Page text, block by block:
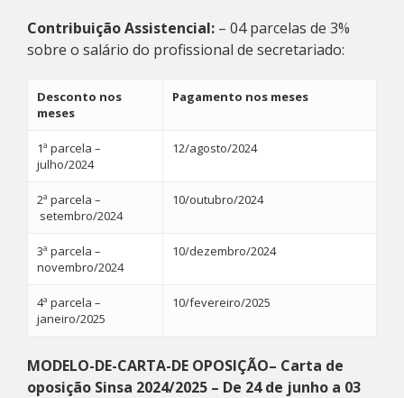
Contribuição Assistencial: – 04 parcelas de 3%
sobre o salário do profissional de secretariado:
Desconto nos
meses
Pagamento nos meses
1ª parcela –
julho/2024
12/agosto/2024
2ª parcela –
setembro/2024
10/outubro/2024
3ª parcela –
novembro/2024
10/dezembro/2024
4ª parcela –
janeiro/2025
10/fevereiro/2025
MODELO-DE-CARTA-DE OPOSIÇÃO– Carta de
oposição Sinsa 2024/2025 – De 24 de junho a 03